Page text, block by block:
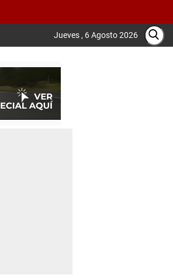
Jueves , 6 Agosto 2026